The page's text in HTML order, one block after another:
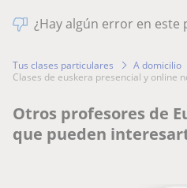
¿Hay algún error en este
Tus clases particulares A domicilio
clases de euskera presencial y online
Otros profesores de
que pueden